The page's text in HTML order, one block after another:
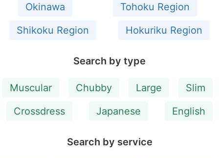
Okinawa
Tohoku Region
Shikoku Region
Hokuriku Region
Search by type
Muscular Chubby Large
Slim
Crossdress
Japanese English
Search by service